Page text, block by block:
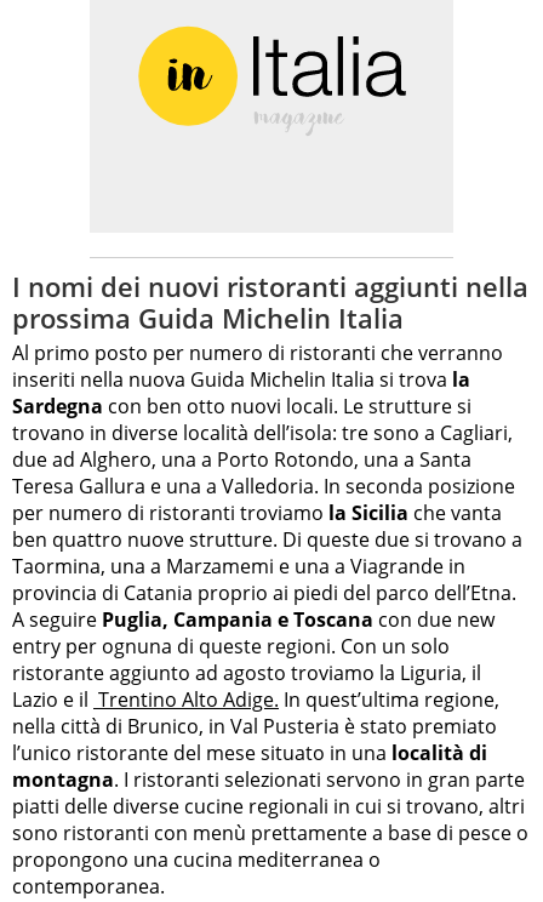
I nomi dei nuovi ristoranti aggiunti nella
prossima Guida Michelin Italia
Al primo posto per numero di ristoranti che verranno
inseriti nella nuova Guida Michelin Italia si trova la
Sardegna con ben otto nuovi locali. Le strutture si
trovano in diverse località dell’isola: tre sono a Cagliari,
due ad Alghero, una a Porto Rotondo, una a Santa
Teresa Gallura e una a Valledoria. In seconda posizione
per numero di ristoranti troviamo la Sicilia che vanta
ben quattro nuove strutture. Di queste due si trovano a
Taormina, una a Marzamemi e una a Viagrande in
provincia di Catania proprio ai piedi del parco dell’Etna.
A seguire Puglia, Campania e Toscana con due new
entry per ognuna di queste regioni. Con un solo
ristorante aggiunto ad agosto troviamo la Liguria, il
Lazio e il Trentino Alto Adige. In quest’ultima regione,
nella città di Brunico, in Val Pusteria è stato premiato
l’unico ristorante del mese situato in una località di
montagna. I ristoranti selezionati servono in gran parte
piatti delle diverse cucine regionali in cui si trovano, altri
sono ristoranti con menù prettamente a base di pesce o
propongono una cucina mediterranea o
contemporanea.